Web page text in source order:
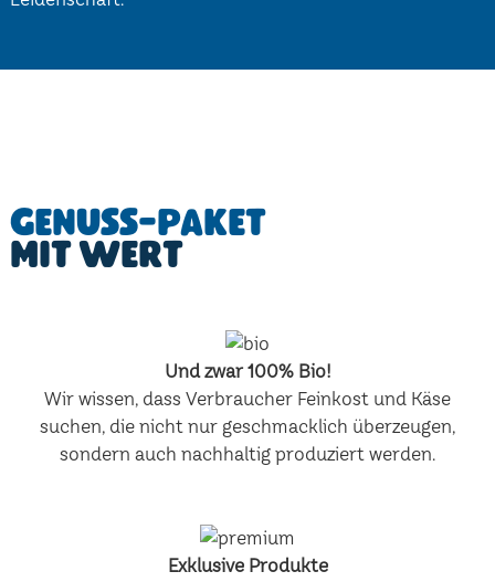
Genuss-Paket
mit Wert
Und zwar 100% Bio!
Wir wissen, dass Verbraucher Feinkost und Käse
suchen, die nicht nur geschmacklich überzeugen,
sondern auch nachhaltig produziert werden.
Exklusive Produkte